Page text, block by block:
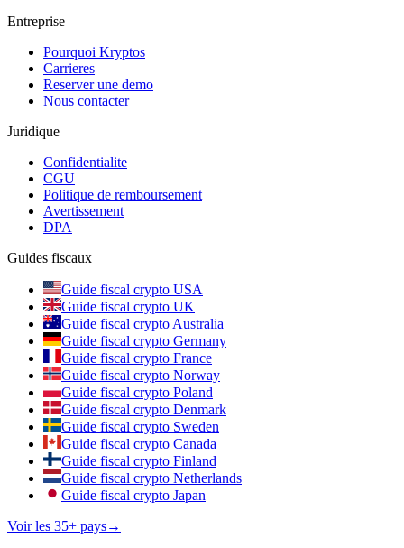
Entreprise
Pourquoi Kryptos
Carrieres
Reserver une demo
Nous contacter
Juridique
Confidentialite
CGU
Politique de remboursement
Avertissement
DPA
Guides fiscaux
Guide fiscal crypto USA
Guide fiscal crypto UK
Guide fiscal crypto Australia
Guide fiscal crypto Germany
Guide fiscal crypto France
Guide fiscal crypto Norway
Guide fiscal crypto Poland
Guide fiscal crypto Denmark
Guide fiscal crypto Sweden
Guide fiscal crypto Canada
Guide fiscal crypto Finland
Guide fiscal crypto Netherlands
Guide fiscal crypto Japan
Voir les 35+ pays→